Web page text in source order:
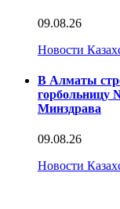
09.08.26
Новости
В Алматы
горбольницу
Минздрава
09.08.26
Новости